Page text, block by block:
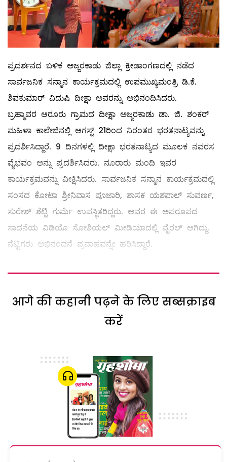
ಪ್ರದರ್ಶನದ ಬಳಿಕ ಅಜ್ಜರಕಾಡು ಜಿಲ್ಲಾ ಕ್ರೀಡಾಂಗಣದಲ್ಲಿ ನಡೆದ
ಸಾರ್ವಜನಿಕ ಸನ್ಮಾನ ಕಾರ್ಯಕ್ರಮದಲ್ಲಿ ಉಪಮುಖ್ಯಮಂತ್ರಿ ಡಿ.ಕೆ.
ಶಿವಕುಮಾರ್ ವಿದುಷಿ ದೀಕ್ಷಾ ಅವರನ್ನು ಅಭಿನಂದಿಸಿದರು.
ಬ್ರಹ್ಮಾವರ ಆರೂರು ಗ್ರಾಮದ ದೀಕ್ಷಾ ಅಜ್ಜರಕಾಡು ಡಾ. ಜಿ. ಶಂಕರ್
ಮಹಿಳಾ ಕಾಲೇಜಿನಲ್ಲಿ ಆಗಸ್ಟ್ 21ರಿಂದ ನಿರಂತರ ಭರತನಾಟ್ಯವನ್ನು
ಪ್ರದರ್ಶಿಸಿದ್ದಾರೆ. 9 ದಿನಗಳಲ್ಲಿ ದೀಕ್ಷಾ ಭರತನಾಟ್ಯದ ಮೂಲಕ ನವರಸ
ವೈಭವಂ ಅನ್ನು ಪ್ರದರ್ಶಿಸಿದರು. ನೂರಾರು ಮಂದಿ ಇವರ
ಕಾರ್ಯಕ್ರಮವನ್ನು ವೀಕ್ಷಿಸಿದರು. ಸಾರ್ವಜನಿಕ ಸನ್ಮಾನ ಕಾರ್ಯಕ್ರಮದಲ್ಲಿ
ಸಂಸದ ಕೋಟಾ ಶ್ರೀನಿವಾಸ ಪೂಜಾರಿ, ಶಾಸಕ ಯಶಪಾಲ್ ಸುವರ್ಣ,
ಸುರೇಶ್ ಶೆಟ್ಟಿ ಗುರ್ಮೆ ಉಪಸ್ಥಿತರಿದ್ದರು. ಅವರ ಈ ಅಪರೂಪದ
ಸಾದನೆಯ ವಿಡಿಯೊ ಸೋಶಿಯಲ್‌ ಮೀಡಿಯಾದಲ್ಲಿ ವೈರಲ್‌ ಆಗಿದ್ದು,
ನೆಟ್ಟಿಗರು ಅಭಿನಂದನೆ ಪ್ರವಾಹವನ್ನೇ ಹರಿಸಿದ್ದಾರೆ.
आगे की कहानी पढ़ने के लिए सब्सक्राइब
करें